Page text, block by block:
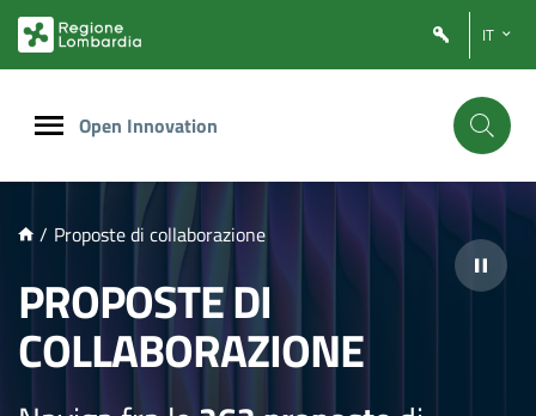
PRINCIPALE
IT
Open Innovation
/ Proposte di collaborazione
PROPOSTE DI
COLLABORAZIONE